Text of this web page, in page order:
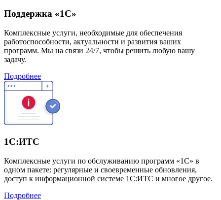
Поддержка «1С»
Комплексные услуги, необходимые для обеспечения
работоспособности, актуальности и развития ваших
программ. Мы на связи 24/7, чтобы решить любую вашу
задачу.
Подробнее
1С:ИТС
Комплексные услуги по обслуживанию программ «1С» в
одном пакете: регулярные и своевременные обновления,
доступ к информационной системе 1С:ИТС и многое другое.
Подробнее